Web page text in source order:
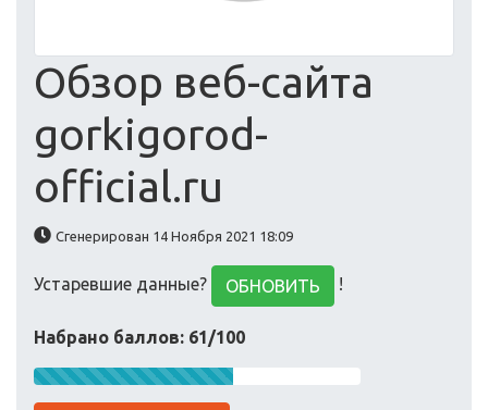
Обзор веб-сайта
gorkigorod-
official.ru
Сгенерирован 14 Ноября 2021 18:09
Устаревшие данные? ОБНОВИТЬ !
Набрано баллов: 61/100